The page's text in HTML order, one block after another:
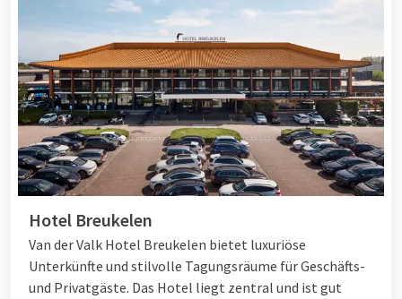
Hotel Breukelen
Van der Valk Hotel Breukelen bietet luxuriöse
Unterkünfte und stilvolle Tagungsräume für Geschäfts-
und Privatgäste. Das Hotel liegt zentral und ist gut